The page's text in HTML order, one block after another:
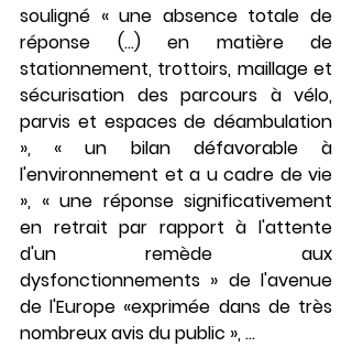
souligné « une absence totale de
réponse (...) en matière de
stationnement, trottoirs, maillage et
sécurisation des parcours à vélo,
parvis et espaces de déambulation
», « un bilan défavorable à
l'environnement et a u cadre de vie
», « une réponse significativement
en retrait par rapport à l'attente
d'un remède aux
dysfonctionnements » de l'avenue
de l'Europe «exprimée dans de très
nombreux avis du public », ...